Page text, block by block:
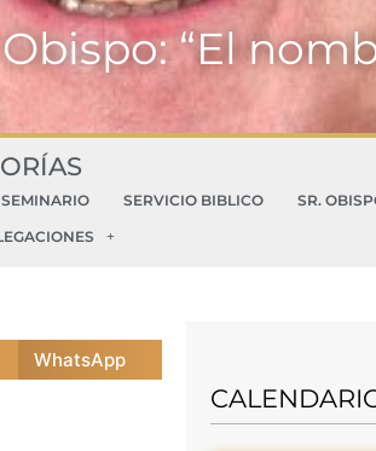
“El
SEMINARIO SERVICIO BIBLICO SR.
WhatsApp